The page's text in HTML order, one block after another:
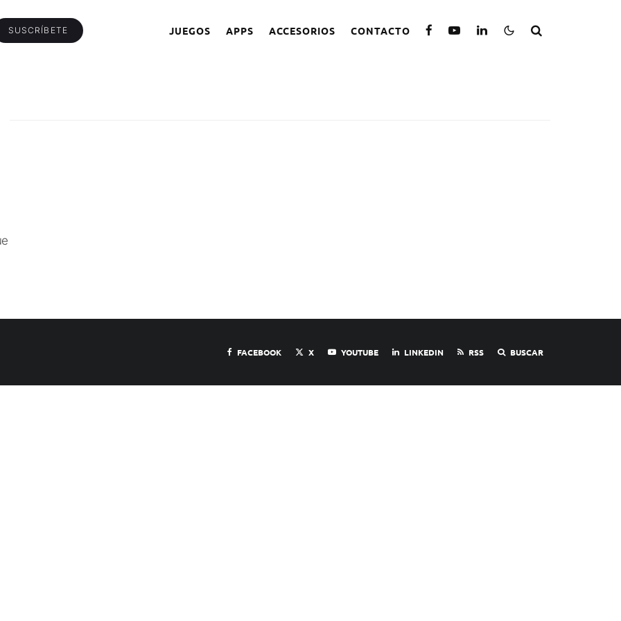
SUSCRÍBETE JUEGOS APPS ACCESORIOS CONTACTO
FACEBOOK X YOUTUBE LINKEDIN RSS BUSCAR